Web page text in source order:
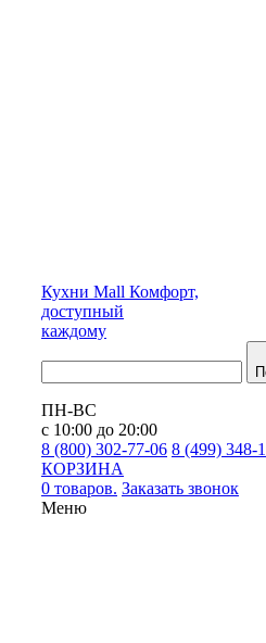
Кухни Mall Комфорт,
доступный
каждому
ПН-ВС
с 10:00 до 20:00
8 (800) 302-77-06 8 (499) 348-
КОРЗИНА
0 товаров. Заказать звонок
Меню